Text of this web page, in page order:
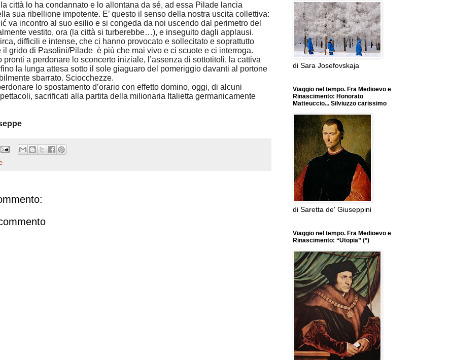
città lo ha condannato e lo allontana da sé, ad essa Pilade lancia
sua ribellione impotente. E’ questo il senso della nostra uscita collettiva:
va incontro al suo esilio e si congeda da noi uscendo dal perimetro del
vestito, ora (la città si turberebbe…), e inseguito dagli applausi.
difficili e intense, che ci hanno provocato e sollecitato e soprattutto
il grido di Pasolini/Pilade è più che mai vivo e ci scuote e ci interroga.
pronti a perdonare lo sconcerto iniziale, l’assenza di sottotitoli, la cattiva
la lunga attesa sotto il sole giaguaro del pomeriggio davanti al portone
sbarrato. Sciocchezze.
lo spostamento d’orario con effetto domino, oggi, di alcuni
sacrificati alla partita della milionaria Italietta germanicamente
di Sara Josefovskaja
Viaggio nel tempo. Fra Medioevo e
Rinascimento: Honorato
Matteuccio... Silviuzzo carissimo
di Saretta de' Giuseppini
Viaggio nel tempo. Fra Medioevo e
Rinascimento: “Utopia” (*)